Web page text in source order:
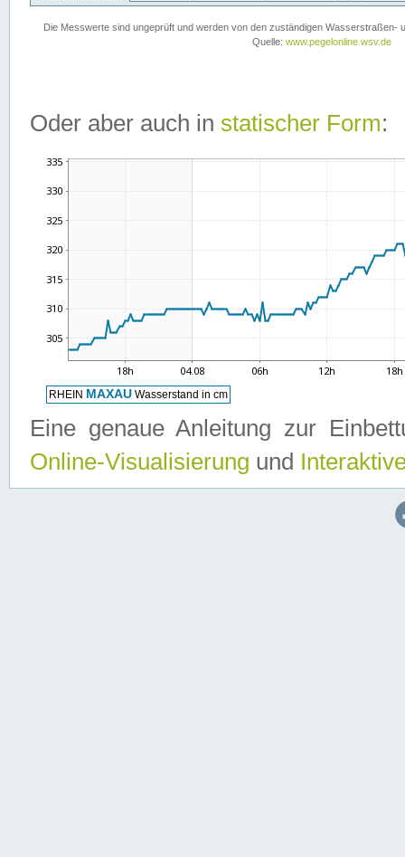
Oder aber auch in statischer Form:
Eine genaue Anleitung zur
Online-Visualisierung und